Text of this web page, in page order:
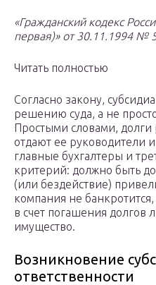
«Гражданский кодекс
первая)» от 30.11.1994 №
Читать полностью
Согласно закону,
решению суда, а не
Простыми словами,
отдают ее руководители
главные бухгалтеры и
критерий: должно быть
(или бездействие)
компания не
в счет погашения долгов
имущество.
Возникновение
ответственности